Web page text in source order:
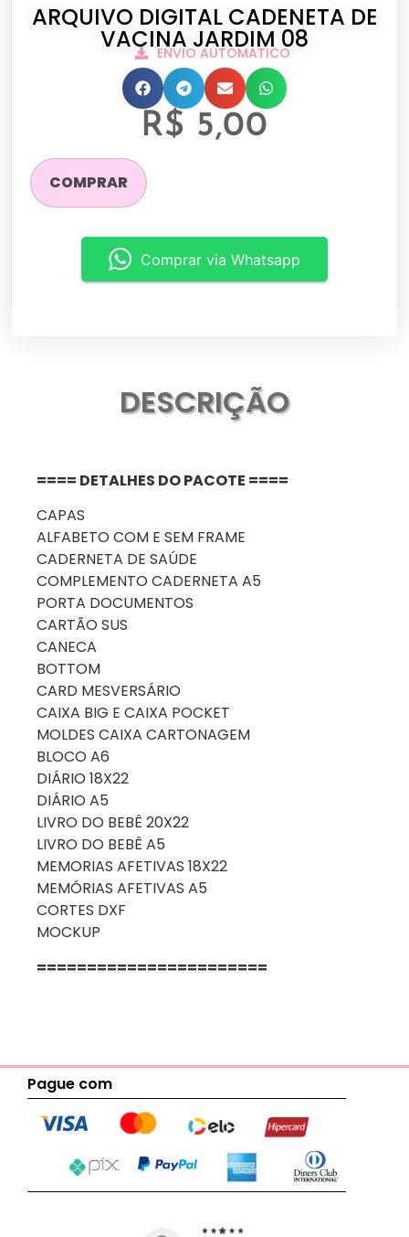
ARQUIVO DIGITAL CADENETA DE
VACINA JARDIM 08
ENVIO AUTOMATICO
R$ 5,00
COMPRAR
Comprar via Whatsapp
DESCRIÇÃO
==== DETALHES DO PACOTE ====
CAPAS
ALFABETO COM E SEM FRAME
CADERNETA DE SAÚDE
COMPLEMENTO CADERNETA A5
PORTA DOCUMENTOS
CARTÃO SUS
CANECA
BOTTOM
CARD MESVERSÁRIO
CAIXA BIG E CAIXA POCKET
MOLDES CAIXA CARTONAGEM
BLOCO A6
DIÁRIO 18X22
DIÁRIO A5
LIVRO DO BEBÊ 20X22
LIVRO DO BEBÊ A5
MEMORIAS AFETIVAS 18X22
MEMÓRIAS AFETIVAS A5
CORTES DXF
MOCKUP
=======================
Pague com